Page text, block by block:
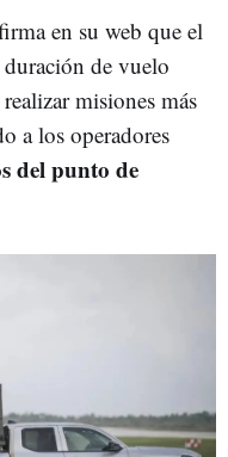
en su web que el
de vuelo
misiones más
a los operadores
del punto de